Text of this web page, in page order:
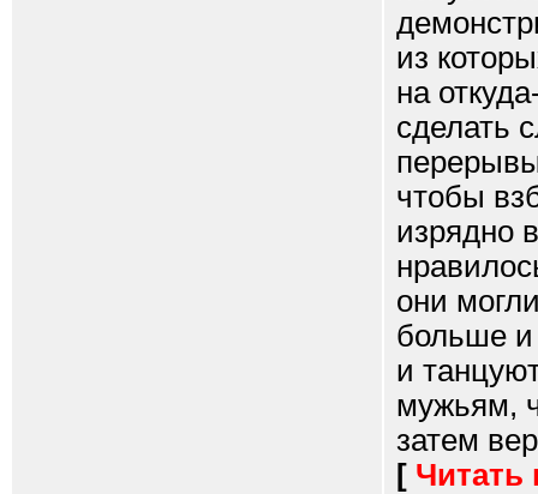
из
на
сделать
чтобы
изрядно
они
больше
и
мужьям,
затем
[ Читать